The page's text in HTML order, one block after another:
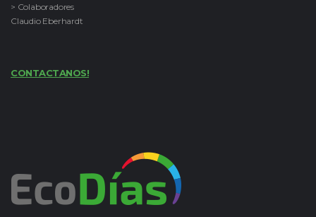
> Colaboradores
Claudio Eberhardt
CONTACTANOS!